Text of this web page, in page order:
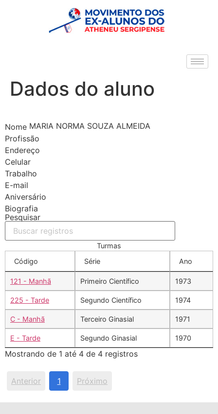
Dados do aluno
Nome MARIA NORMA SOUZA ALMEIDA
Profissão
Endereço
Celular
Trabalho
E-mail
Aniversário
Biografia
Pesquisar
Turmas
Código
Série Ano
121 - Manhã Primeiro Científico 1973
225 - Tarde Segundo Científico 1974
C - Manhã Terceiro Ginasial 1971
E - Tarde Segundo Ginasial 1970
Mostrando de 1 até 4 de 4 registros
Anterior 1 Próximo